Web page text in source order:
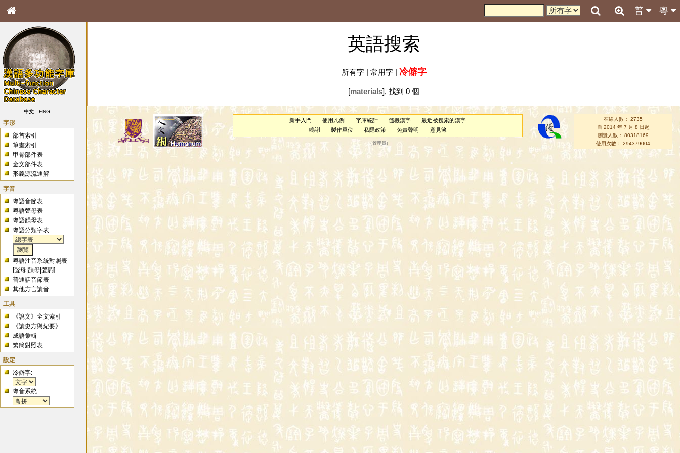
粵
普
中文 ENG
字形
部首索引
筆畫索引
甲骨部件表
金文部件表
形義源流通解
字音
粵語音節表
粵語聲母表
粵語韻母表
粵語分類字表:
粵語注音系統對照表
[聲母 |韻母 |聲調]
普通話音節表
其他方言讀音
工具
《說文》全文索引
《讀史方輿紀要》
成語彙輯
繁簡對照表
設定
冷僻字:
粵音系統:
英語搜索
所有字| 常用字| 冷僻字
[materials], 找到 0 個
新手入門 使用凡例 字庫統計 隨機漢字
最近被搜索的漢字
鳴謝
製作單位 私隱政策 免責聲明 意見簿
（管理員 ）
在線人數： 2735
自 2014 年 7 月 8 日起
瀏覽人數： 80318169
使用次數： 294379004